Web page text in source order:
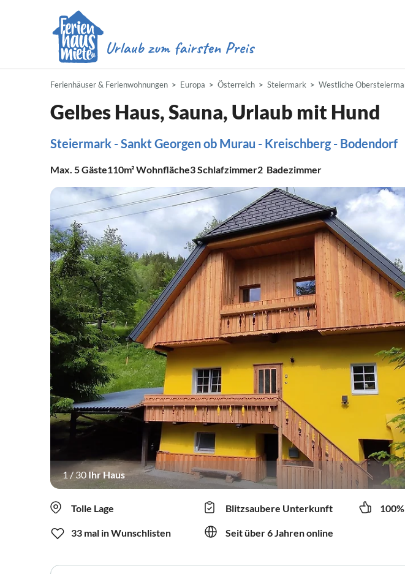
Ferienhäuser & Ferienwohnungen Europa Österreich Steiermark Westliche
Gelbes Haus, Sauna, Urlaub mit Hund
Steiermark - Sankt Georgen ob Murau - Kreischberg - Bodendorf
Max. 5Gäste110m²Wohnfläche3Schlafzimmer2 Badezimmer
1/30 Ihr Haus
Tolle Lage Blitzsaubere Unterkunft
33 mal in Wunschlisten Seit über 6 Jahren online